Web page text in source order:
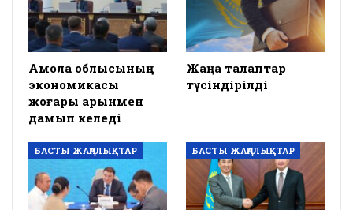
Ақмола облысының
экономикасы
жоғары қарқынмен
дамып келеді
Жаңа талаптар
түсіндірілді
БАСТЫ ЖАҢАЛЫҚТАР БАСТЫ ЖАҢАЛЫҚТАР